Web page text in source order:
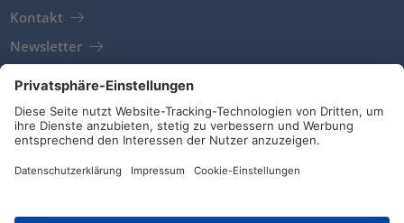
Kontakt
Newsletter
AGB
Richtlinien und Bekenntnisse
Soziale Medien